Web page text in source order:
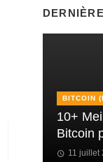
BITCOIN
10+
Bitcoin
11 juillet